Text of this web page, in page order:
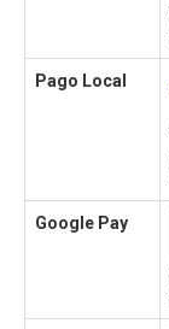
Pago Local
Google Pay